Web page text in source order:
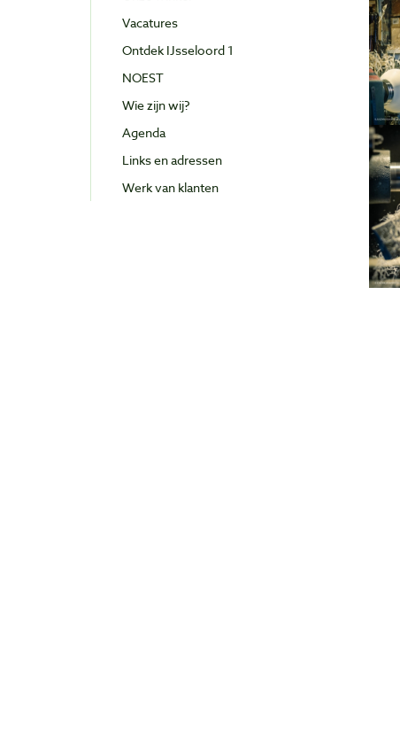
Vacatures
Ontdek IJsseloord 1
NOEST
Wie zijn wij?
Agenda
Links en adressen
Werk van klanten